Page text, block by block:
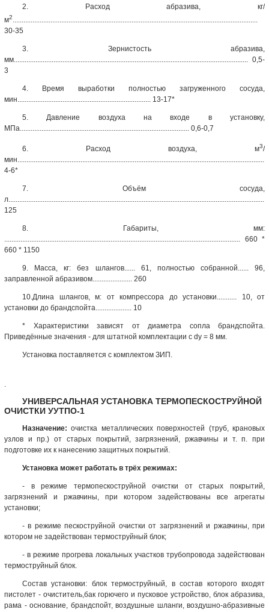
2. Расход абразива, кг/
м2........................................................................................................................................
30-35
3. Зернистость абразива,
мм.................................................................................................................................. 0,5-
3
4. Время выработки полностью загруженного сосуда,
мин.......................................................................... 13-17*
5. Давление воздуха на входе в установку,
МПа.............................................................................................. 0,6-0,7
6. Расход воздуха, м3/
мин............................................................................................................................................
4-6*
7. Объём сосуда,
125
8. Габариты, мм:
................................................................................................................................... 660 *
660 * 1150
9. Масса, кг: без шлангов...... 61, полностью собранной...... 96,
заправленной абразивом...................... 260
10.Длина шлангов, м: от компрессора до установки........... 10, от
установки до брандспойта.................... 10
* Характеристики зависят от диаметра сопла брандспойта.
Приведённые значения - для штатной комплектации с dy = 8 мм.
Установка поставляется с комплектом ЗИП.
.
УНИВЕРСАЛЬНАЯ УСТАНОВКА ТЕРМОПЕСКОСТРУЙНОЙ
ОЧИСТКИ УУТПО-1
Назначение: очистка металлических поверхностей (труб, крановых
узлов и пр.) от старых покрытий, загрязнений, ржавчины и т. п. при
подготовке их к нанесению защитных покрытий.
Установка может работать в трёх режимах:
- в режиме термопескоструйной очистки от старых покрытий,
загрязнений и ржавчины, при котором задействованы все агрегаты
установки;
- в режиме пескоструйной очистки от загрязнений и ржавчины, при
котором не задействован термоструйный блок;
- в режиме прогрева локальных участков трубопровода задействован
термоструйный блок.
Состав установки: блок термоструйный, в состав которого входят
пистолет - очиститель,бак горючего и пусковое устройство, блок абразива,
рама - основание, брандспойт, воздушные шланги, воздушно-абразивные